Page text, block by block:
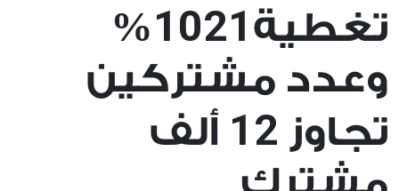
تغطية1021
%
وعدد مشتركين
تجاوز 12 ألف